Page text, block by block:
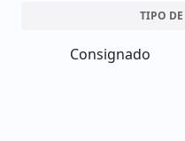
TIPO
Consignado